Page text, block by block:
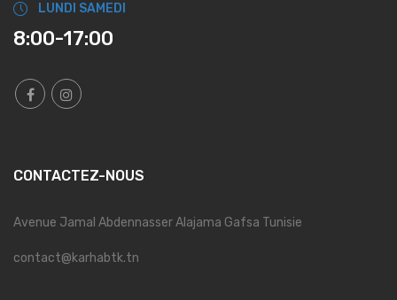
LUNDI SAMEDI
8:00-17:00
CONTACTEZ-NOUS
Avenue Jamal Abdennasser Alajama Gafsa Tunisie
contact@karhabtk.tn